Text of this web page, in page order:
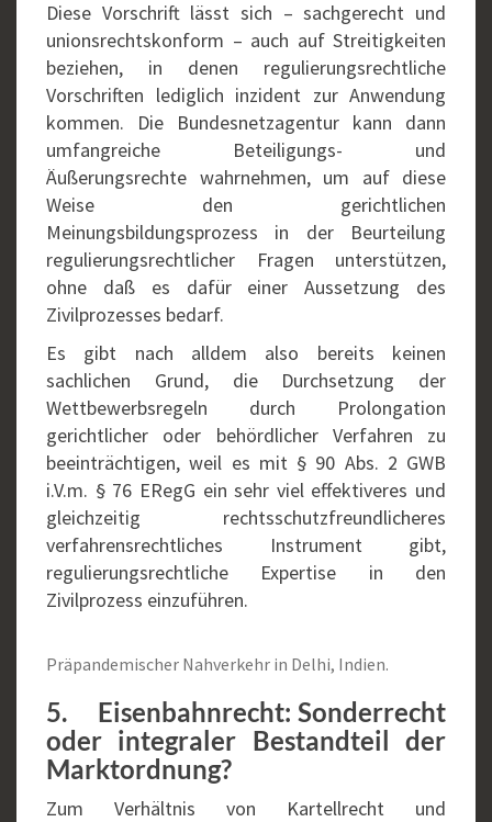
Diese Vorschrift lässt sich – sachgerecht und
unionsrechtskonform – auch auf Streitigkeiten
beziehen, in denen regulierungsrechtliche
Vorschriften lediglich inzident zur Anwendung
kommen. Die Bundesnetzagentur kann dann
umfangreiche Beteiligungs- und
Äußerungsrechte wahrnehmen, um auf diese
Weise den gerichtlichen
Meinungsbildungsprozess in der Beurteilung
regulierungsrechtlicher Fragen unterstützen,
ohne daß es dafür einer Aussetzung des
Zivilprozesses bedarf.
Es gibt nach alldem also bereits keinen
sachlichen Grund, die Durchsetzung der
Wettbewerbsregeln durch Prolongation
gerichtlicher oder behördlicher Verfahren zu
beeinträchtigen, weil es mit § 90 Abs. 2 GWB
i.V.m. § 76 ERegG ein sehr viel effektiveres und
gleichzeitig rechtsschutzfreundlicheres
verfahrensrechtliches Instrument gibt,
regulierungsrechtliche Expertise in den
Zivilprozess einzuführen.
Präpandemischer Nahverkehr in Delhi, Indien.
5. Eisenbahnrecht: Sonderrecht
oder integraler Bestandteil der
Marktordnung?
Zum Verhältnis von Kartellrecht und